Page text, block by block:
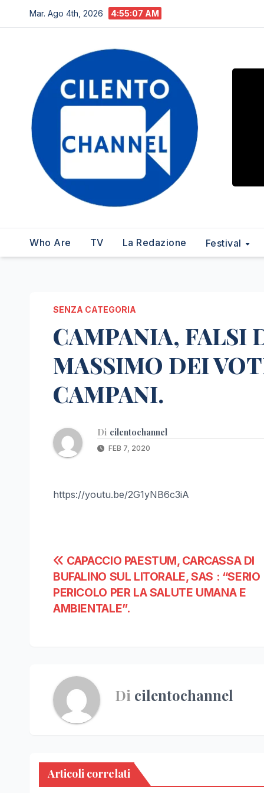
al
Mar. Ago 4th, 2026 4:55:08 AM
Who Are TV La Redazione Festival
SENZA CATEGORIA
CAMPANIA, FALSI
MASSIMO DEI
CAMPANI.
Di cilentochannel
FEB 7, 2020
https://youtu.be/2G1yNB6c3iA
Navigazione
articoli
CAPACCIO PAESTUM, CARCASSA DI
BUFALINO SUL LITORALE, SAS : “SERIO
PERICOLO PER LA SALUTE UMANA E
AMBIENTALE”.
Di cilentochannel
Articoli correlati